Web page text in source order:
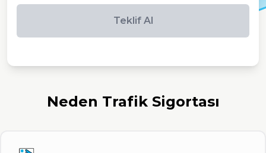
Teklif Al
Neden Trafik Sigortası